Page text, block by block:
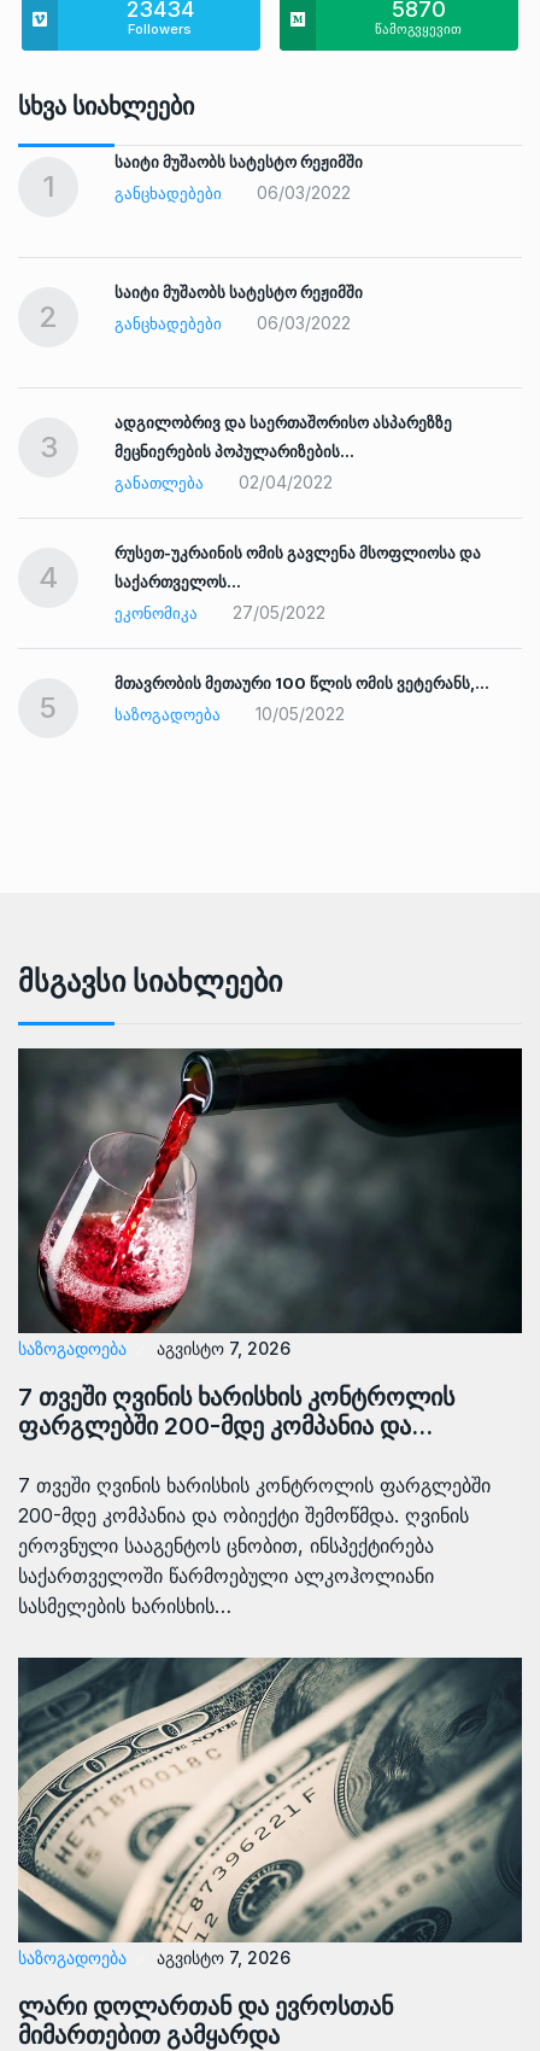
23434
Followers
5870
წამოგვყევით
Სხვა Სიახლეები
1
საიტი მუშაობს სატესტო რეჟიმში
ᲒᲐᲜᲪᲮᲐᲓᲔᲑᲔᲑᲘ
06/03/2022
2
საიტი მუშაობს სატესტო რეჟიმში
ᲒᲐᲜᲪᲮᲐᲓᲔᲑᲔᲑᲘ
06/03/2022
3
ადგილობრივ და საერთაშორისო ასპარეზზე
მეცნიერების პოპულარიზების…
ᲒᲐᲜᲐᲗᲚᲔᲑᲐ
02/04/2022
4
რუსეთ-უკრაინის ომის გავლენა მსოფლიოსა და
საქართველოს…
ᲔᲙᲝᲜᲝᲛᲘᲙᲐ
27/05/2022
5
მთავრობის მეთაური 100 წლის ომის ვეტერანს,…
ᲡᲐᲖᲝᲒᲐᲓᲝᲔᲑᲐ
10/05/2022
Მსგავსი Სიახლეები
ᲡᲐᲖᲝᲒᲐᲓᲝᲔᲑᲐ აგვისტო 7, 2026
7 თვეში ღვინის ხარისხის კონტროლის
ფარგლებში 200-მდე კომპანია და…
7 თვეში ღვინის ხარისხის კონტროლის ფარგლებში
200-მდე კომპანია და ობიექტი შემოწმდა. ღვინის
ეროვნული სააგენტოს ცნობით, ინსპექტირება
საქართველოში წარმოებული ალკოჰოლიანი
სასმელების ხარისხის…
ᲡᲐᲖᲝᲒᲐᲓᲝᲔᲑᲐ აგვისტო 7, 2026
ლარი დოლართან და ევროსთან
მიმართებით გამყარდა